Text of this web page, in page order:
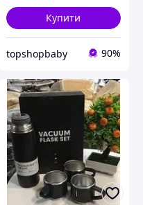
Купити
topshopbaby 90%